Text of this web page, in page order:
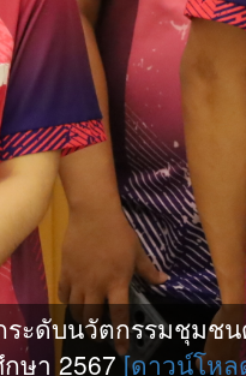
ะดับนวัตกรรมชุมช
ษา 2567 [ดาวน์โห